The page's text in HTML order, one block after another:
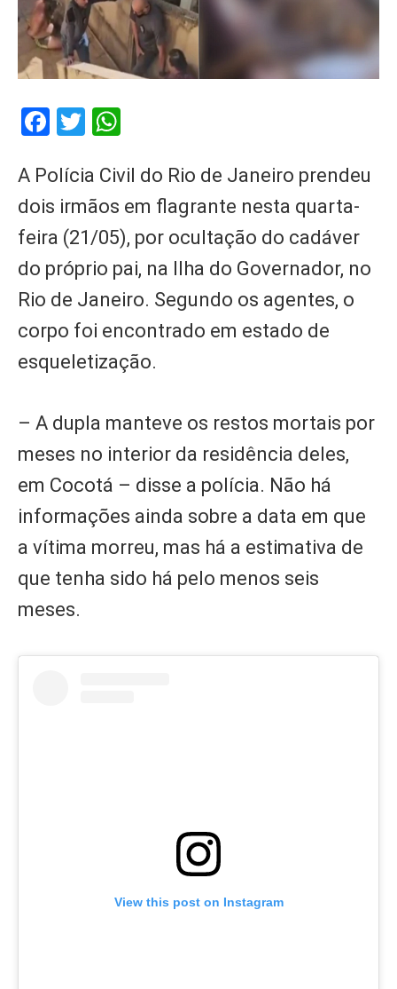
Facebook
Twitter
A Polícia Civil do Rio de Janeiro prendeu
dois irmãos em flagrante nesta quarta-
feira (21/05), por ocultação do cadáver
do próprio pai, na Ilha do Governador, no
Rio de Janeiro. Segundo os agentes, o
corpo foi encontrado em estado de
esqueletização.
– A dupla manteve os restos mortais por
meses no interior da residência deles,
em Cocotá – disse a polícia. Não há
informações ainda sobre a data em que
a vítima morreu, mas há a estimativa de
que tenha sido há pelo menos seis
meses.
View this post on Instagram